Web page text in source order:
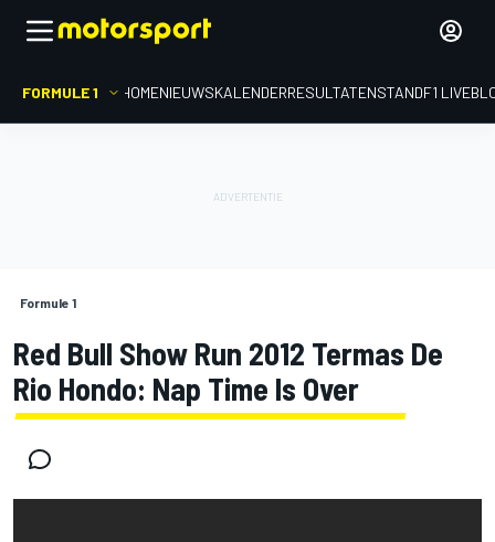
FORMULE 1 HOMENIEUWSKALENDERRESULTATENSTANDF1
Formule 1
Red Bull Show Run 2012 Termas De
Rio Hondo: Nap Time Is Over